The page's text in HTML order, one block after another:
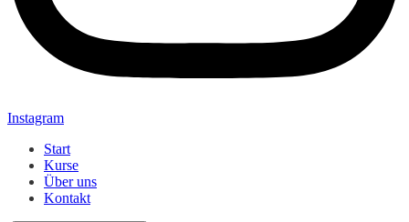
Instagram
Start
Kurse
Über uns
Kontakt